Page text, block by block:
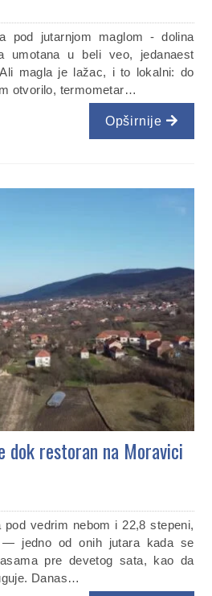
pod jutarnjom maglom - dolina
umotana u beli veo, jedanaest
magla je lažac, i to lokalni: do
otvorilo, termometar…
Opširnije
dok restoran na Moravici
pod vedrim nebom i 22,8 stepeni,
jedno od onih jutara kada se
pre devetog sata, kao da
Danas…